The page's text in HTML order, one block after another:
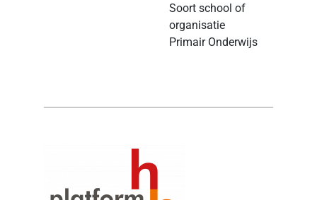
Soort school of
organisatie
Primair Onderwijs